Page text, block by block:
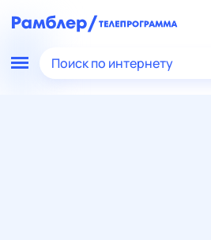
Поиск по интернету